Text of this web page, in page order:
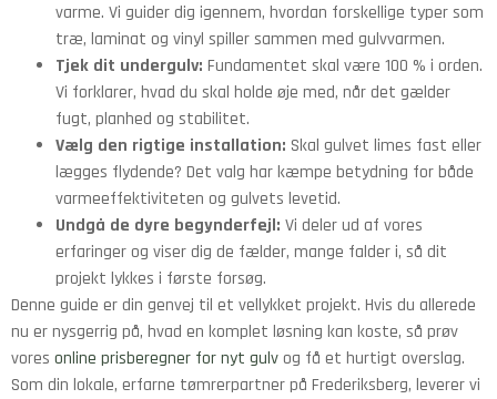
varme. Vi guider dig igennem, hvordan forskellige typer som
træ, laminat og vinyl spiller sammen med gulvvarmen.
Tjek dit undergulv: Fundamentet skal være 100 % i orden.
Vi forklarer, hvad du skal holde øje med, når det gælder
fugt, planhed og stabilitet.
Vælg den rigtige installation: Skal gulvet limes fast eller
lægges flydende? Det valg har kæmpe betydning for både
varmeeffektiviteten og gulvets levetid.
Undgå de dyre begynderfejl: Vi deler ud af vores
erfaringer og viser dig de fælder, mange falder i, så dit
projekt lykkes i første forsøg.
Denne guide er din genvej til et vellykket projekt. Hvis du allerede
nu er nysgerrig på, hvad en komplet løsning kan koste, så prøv
vores online prisberegner for nyt gulvog få et hurtigt overslag.
Som din lokale, erfarne tømrerpartner på Frederiksberg, leverer vi